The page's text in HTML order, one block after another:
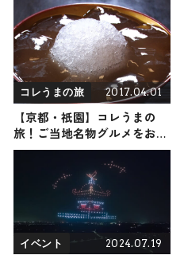
ットをご紹介！
コレうまの旅 2017.04.01
【京都・祇園】コレうまの
旅！ご当地名物グルメをお届
け
イベント 2024.07.19